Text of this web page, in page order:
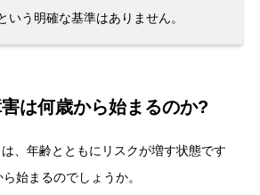
いう明確な基準はありません。
は何歳から始まるのか?
、年齢とともにリスクが増す状態です
始まるのでしょうか。